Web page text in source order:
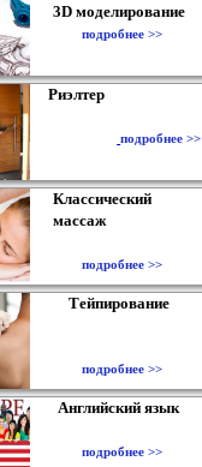
3D моделирование
подробнее >>
Риэлтер
подробнее >>
Классический
массаж
подробнее >>
Тейпирование
подробнее >>
Английский язык
подробнее >>